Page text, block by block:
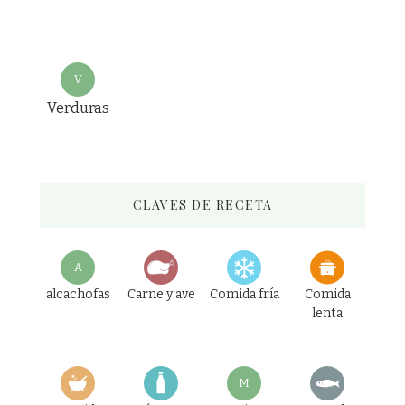
V
Verduras
CLAVES DE RECETA
A
alcachofas Carne y ave Comida fría
Comida
lenta
M